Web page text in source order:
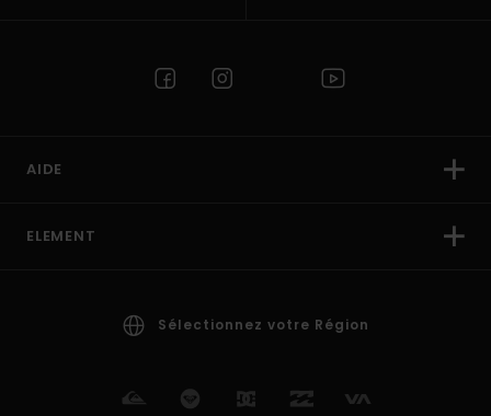
AIDE
ELEMENT
Sélectionnez votre Région